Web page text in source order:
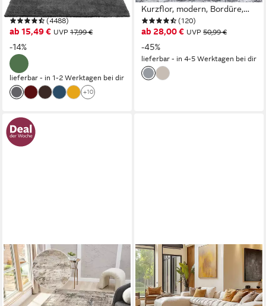
rechteckig, Höhe: 30 mm, uni,
Mikrofaser Teppiche,
Wohnzimmer, Schlafzimmer,
Esszimmer
(4488)
ab 15,49 € UVP 17,99 €
-14%
lieferbar - in 1-2 Werktagen bei dir
+10
Kurzflor, modern, Bordüre,
Schlafzimmer
(120)
ab 28,00 € UVP 50,99 €
-45%
lieferbar - in 4-5 Werktagen bei dir